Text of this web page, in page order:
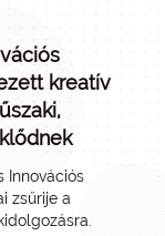
kreatív
Innovációs
zsűrije a